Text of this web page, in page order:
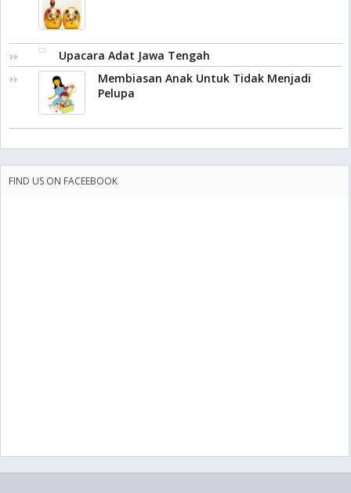
Upacara Adat Jawa Tengah
Membiasan Anak Untuk Tidak Menjadi
Pelupa
FIND US ON FACEEBOOK